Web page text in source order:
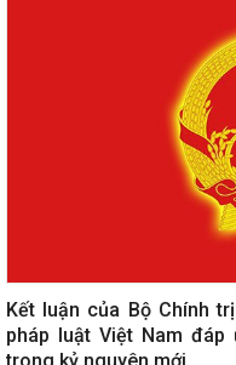
Kết luận của Bộ Chính
pháp luật Việt Nam